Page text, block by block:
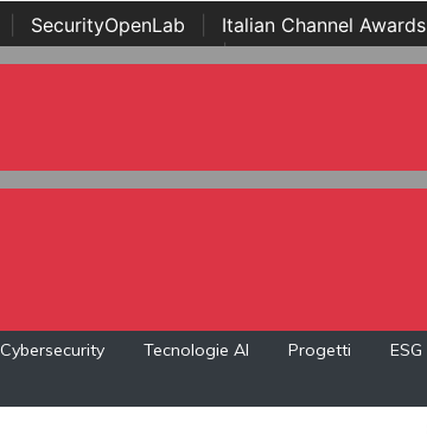
SecurityOpenLab Italian Channel Awards
Awards | ...
Cybersecurity Tecnologie AI Progetti ESG